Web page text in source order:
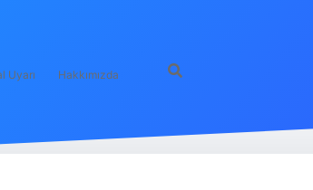
Uyarı Hakkımızda